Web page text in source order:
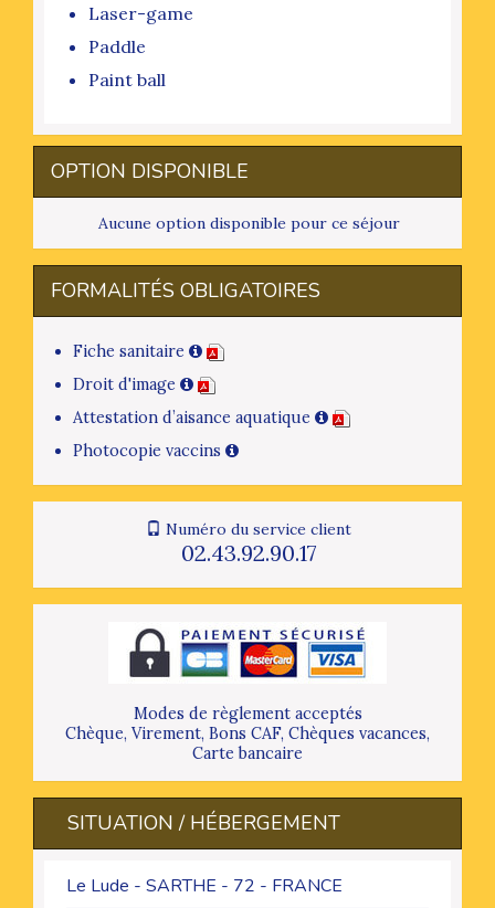
Laser-game
Paddle
Paint ball
OPTION DISPONIBLE
Aucune option disponible pour ce séjour
FORMALITÉS OBLIGATOIRES
Fiche sanitaire
Droit d'image
Attestation d’aisance aquatique
Photocopie vaccins
Numéro du service client
02.43.92.90.17
Modes de règlement acceptés
Chèque, Virement, Bons CAF, Chèques vacances,
Carte bancaire
SITUATION / HÉBERGEMENT
Le Lude - SARTHE - 72 - FRANCE